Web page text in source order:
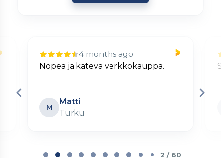
4 months ago
Nopea ja kätevä verkkokauppa.
M
Matti
Turku
2 / 60